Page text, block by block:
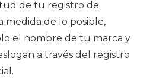
de tu registro de
medida de lo posible,
el nombre de tu marca y
a través del registro